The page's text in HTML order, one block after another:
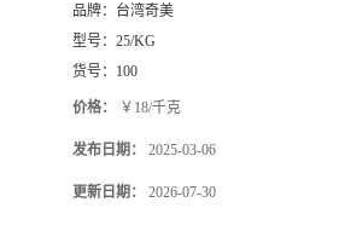
品牌： 台湾奇美
型号： 25/KG
货号： 100
价格： ￥18/千克
发布日期： 2025-03-06
更新日期： 2026-07-30